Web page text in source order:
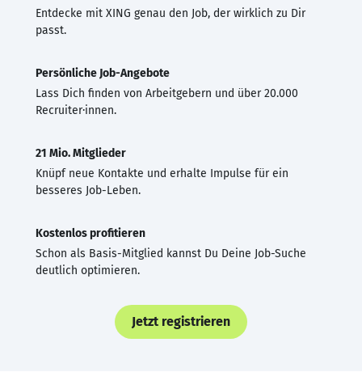
Entdecke mit XING genau den Job, der wirklich zu Dir
passt.
Persönliche Job-Angebote
Lass Dich finden von Arbeitgebern und über 20.000
Recruiter·innen.
21 Mio. Mitglieder
Knüpf neue Kontakte und erhalte Impulse für ein
besseres Job-Leben.
Kostenlos profitieren
Schon als Basis-Mitglied kannst Du Deine Job-Suche
deutlich optimieren.
Jetzt registrieren